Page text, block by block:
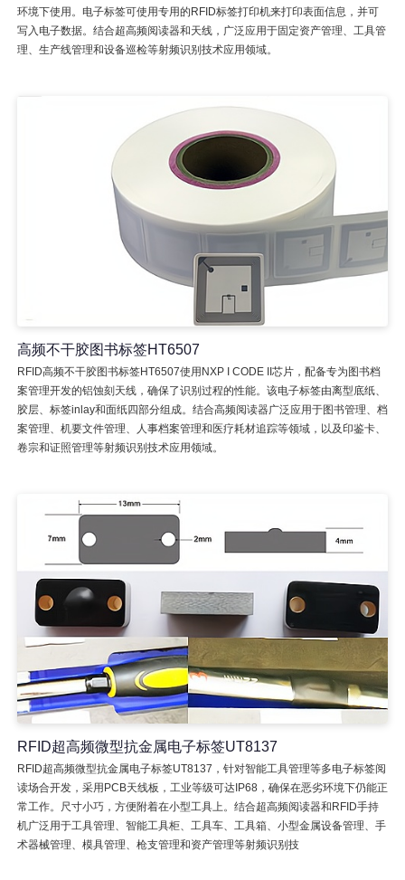
环境下使用。电子标签可使用专用的RFID标签打印机来打印表面信息，并可
写入电子数据。结合超高频阅读器和天线，广泛应用于固定资产管理、工具管
理、生产线管理和设备巡检等射频识别技术应用领域。
高频不干胶图书标签HT6507
RFID高频不干胶图书标签HT6507使用NXP I CODE II芯片，配备专为图书档
案管理开发的铝蚀刻天线，确保了识别过程的性能。该电子标签由离型底纸、
胶层、标签inlay和面纸四部分组成。结合高频阅读器广泛应用于图书管理、档
案管理、机要文件管理、人事档案管理和医疗耗材追踪等领域，以及印鉴卡、
卷宗和证照管理等射频识别技术应用领域。
RFID超高频微型抗金属电子标签UT8137
RFID超高频微型抗金属电子标签UT8137，针对智能工具管理等多电子标签阅
读场合开发，采用PCB天线板，工业等级可达IP68，确保在恶劣环境下仍能正
常工作。尺寸小巧，方便附着在小型工具上。结合超高频阅读器和RFID手持
机广泛用于工具管理、智能工具柜、工具车、工具箱、小型金属设备管理、手
术器械管理、模具管理、枪支管理和资产管理等射频识别技